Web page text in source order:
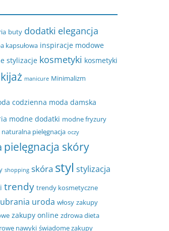
buty dodatki elegancja
kapsułowa inspiracje modowe
stylizacje kosmetyki kosmetyki
manicure Minimalizm
codzienna moda damska
modne dodatki modne fryzury
naturalna pielęgnacja oczy
pielęgnacja skóry
shopping skóra styl stylizacja
trendy trendy kosmetyczne
ubrania uroda włosy zakupy
zakupy online zdrowa dieta
nawyki świadome zakupy